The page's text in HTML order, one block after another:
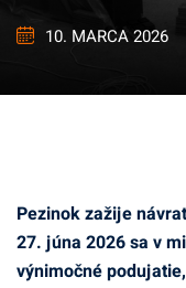
10. MARCA 2026
Pezinok zažije
27. júna 2026 sa v
výnimočné